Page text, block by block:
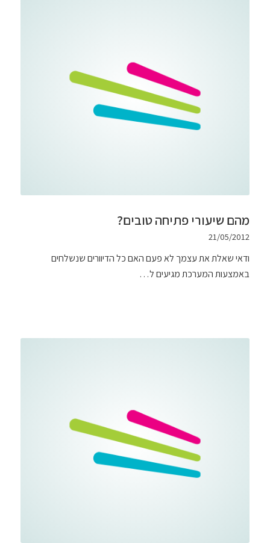
מהם שיעורי פתיחה טובים?
21/05/2012
ודאי שאלת את עצמך לא פעם האם כל הדיוורים שנשלחים
באמצעות המערכת מגיעים ל…